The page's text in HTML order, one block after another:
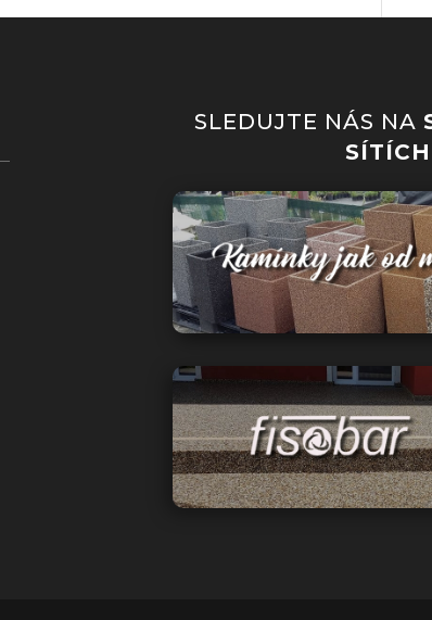
SLEDUJTE NÁS NA
SÍTÍCH